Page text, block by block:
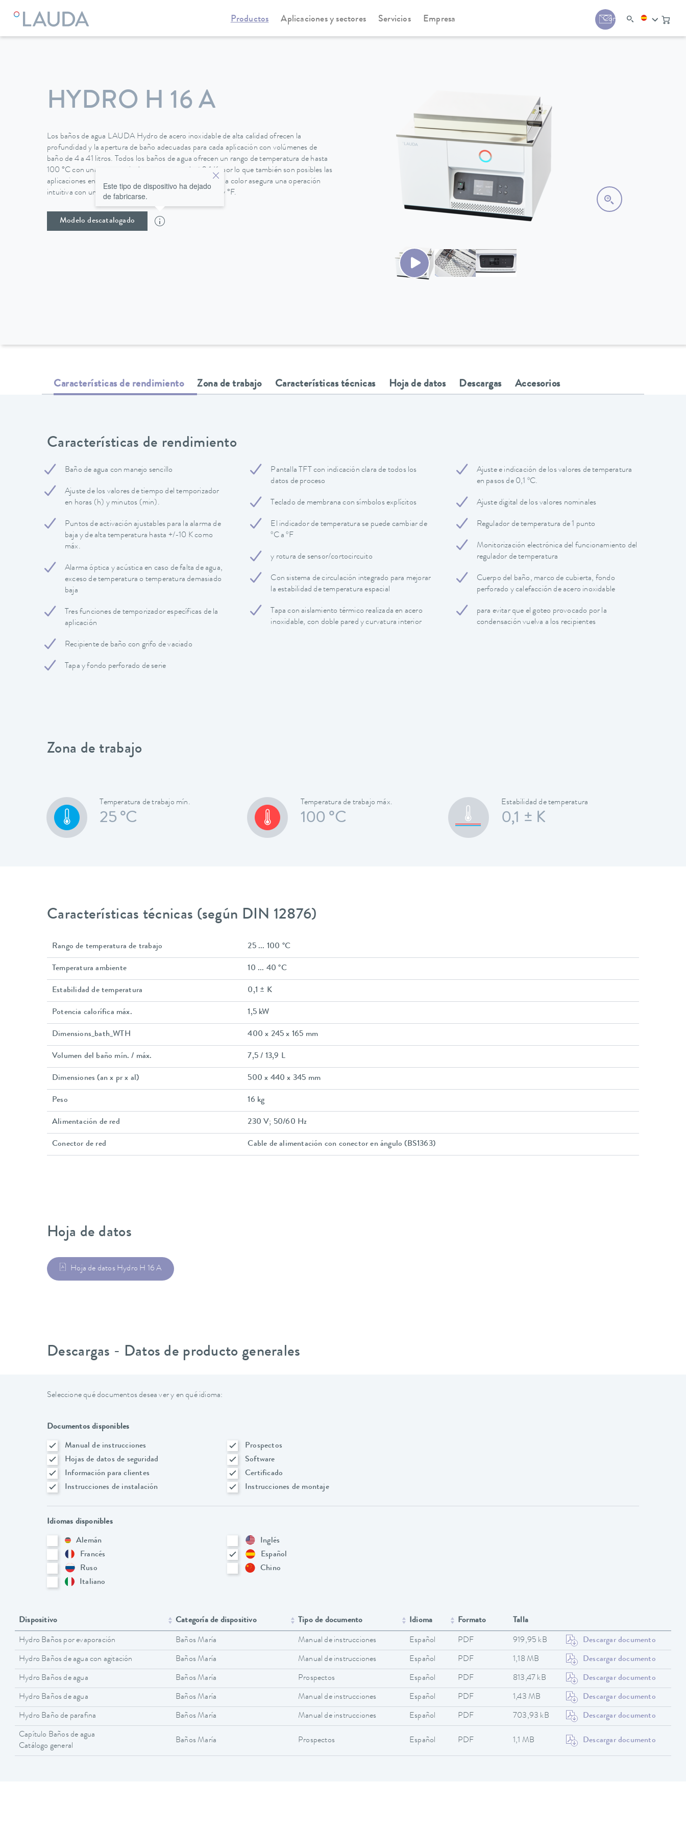
Productos Aplicaciones y sectores Servicios Empresa Contacto
LAUDA Equipos de termorregulación Baños de agua Baños de agua Hydro
HYDRO H 16 A
Los baños de agua LAUDA Hydro de acero inoxidable de alta calidad ofrecen la
profundidad y la apertura de baño adecuadas para cada aplicación con volúmenes de
baño de 4 a 41 litros. Todos los baños de agua ofrecen un rango de temperatura de hasta
100 °C con una constancia de temperatura de ±0,1 K, por lo que también son posibles las
aplicaciones en el rango de ebullición. Una pantalla TFT a color asegura una operación
intuitiva con una visualización de la temperatura en °C y °F.
Modelo descatalogado
Este tipo de dispositivo ha dejado
de fabricarse.
Características de rendimiento Zona de trabajo Características técnicas Hoja de datos Descargas Accesorios
Características de rendimiento
Baño de agua con manejo sencillo
Ajuste de los valores de tiempo del temporizador
en horas (h) y minutos (min).
Puntos de activación ajustables para la alarma de
baja y de alta temperatura hasta +/-10 K como
máx.
Alarma óptica y acústica en caso de falta de agua,
exceso de temperatura o temperatura demasiado
baja
Tres funciones de temporizador específicas de la
aplicación
Recipiente de baño con grifo de vaciado
Tapa y fondo perforado de serie
Pantalla TFT con indicación clara de todos los
datos de proceso
Teclado de membrana con símbolos explícitos
El indicador de temperatura se puede cambiar de
ºC a ºF
y rotura de sensor/cortocircuito
Con sistema de circulación integrado para mejorar
la estabilidad de temperatura espacial
Tapa con aislamiento térmico realizada en acero
inoxidable, con doble pared y curvatura interior
Ajuste e indicación de los valores de temperatura
en pasos de 0,1 ºC.
Ajuste digital de los valores nominales
Regulador de temperatura de 1 punto
Monitorización electrónica del funcionamiento del
regulador de temperatura
Cuerpo del baño, marco de cubierta, fondo
perforado y calefacción de acero inoxidable
para evitar que el goteo provocado por la
condensación vuelva a los recipientes
Zona de trabajo
Temperatura de trabajo mín.
25 °C
Temperatura de trabajo máx.
100 °C
Estabilidad de temperatura
0,1 ± K
Características técnicas (según DIN 12876)
Rango de temperatura de trabajo 25 ... 100 °C
Temperatura ambiente 10 ... 40 °C
Estabilidad de temperatura 0,1 ± K
Potencia calorífica máx. 1,5 kW
Dimensions_bath_WTH 400 x 245 x 165 mm
Volumen del baño mín. / máx. 7,5 / 13,9 L
Dimensiones (an x pr x al) 500 x 440 x 345 mm
Peso 16 kg
Alimentación de red 230 V; 50/60 Hz
Conector de red Cable de alimentación con conector en ángulo (BS1363)
Hoja de datos
Hoja de datos Hydro H 16 A
Descargas - Datos de producto generales
Seleccione qué documentos desea ver y en qué idioma:
Documentos disponibles
Manual de instrucciones
Prospectos
Hojas de datos de seguridad
Software
Información para clientes
Certificado
Instrucciones de instalación
Instrucciones de montaje
Idiomas disponibles
Alemán
Inglés
Francés
Español
Ruso
Chino
Italiano
Dispositivo Categoría de dispositivo Tipo de documento Idioma Formato Talla
Hydro Baños por evaporación Baños María Manual de instrucciones Español PDF 919,95 kB Descargar documento
Hydro Baños de agua con agitación Baños María Manual de instrucciones Español PDF 1,18 MB Descargar documento
Hydro Baños de agua Baños María Prospectos Español PDF 813,47 kB Descargar documento
Hydro Baños de agua Baños María Manual de instrucciones Español PDF 1,43 MB Descargar documento
Hydro Baño de parafina Baños María Manual de instrucciones Español PDF 703,93 kB Descargar documento
Capítulo Baños de agua
Catálogo general
Baños María Prospectos Español PDF 1,1 MB Descargar documento